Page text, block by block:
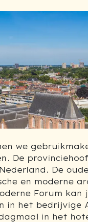
we
De
De
en moderne
Forum kan
in het bedrijvige
in het